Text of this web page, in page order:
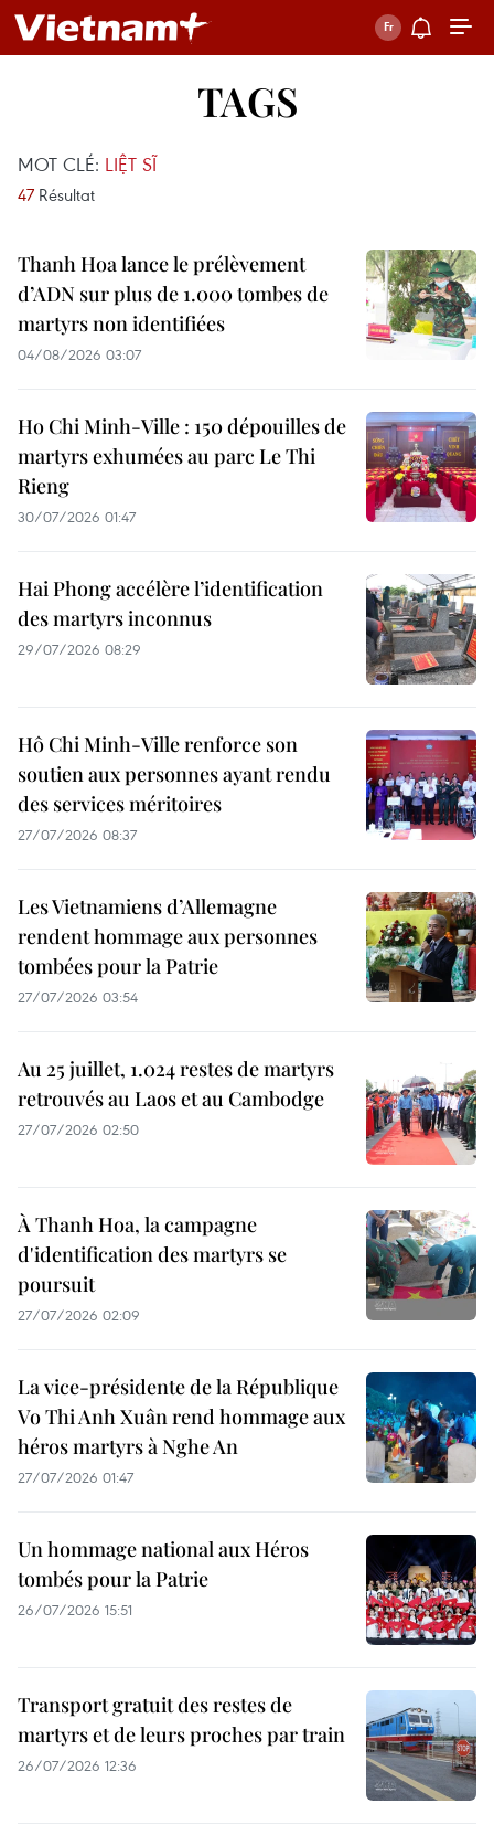
TAGS
MOT CLÉ: LIỆT SĨ
47 Résultat
Thanh Hoa lance le prélèvement
d’ADN sur plus de 1.000 tombes de
martyrs non identifiées
04/08/2026 03:07
Ho Chi Minh-Ville : 150 dépouilles de
martyrs exhumées au parc Le Thi
Rieng
30/07/2026 01:47
Hai Phong accélère l’identification
des martyrs inconnus
29/07/2026 08:29
Hô Chi Minh-Ville renforce son
soutien aux personnes ayant rendu
des services méritoires
27/07/2026 08:37
Les Vietnamiens d’Allemagne
rendent hommage aux personnes
tombées pour la Patrie
27/07/2026 03:54
Au 25 juillet, 1.024 restes de martyrs
retrouvés au Laos et au Cambodge
27/07/2026 02:50
À Thanh Hoa, la campagne
d'identification des martyrs se
poursuit
27/07/2026 02:09
La vice-présidente de la République
Vo Thi Anh Xuân rend hommage aux
héros martyrs à Nghe An
27/07/2026 01:47
Un hommage national aux Héros
tombés pour la Patrie
26/07/2026 15:51
Transport gratuit des restes de
martyrs et de leurs proches par train
26/07/2026 12:36